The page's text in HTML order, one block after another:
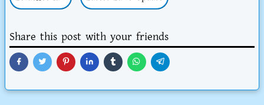
Share this post with your friends